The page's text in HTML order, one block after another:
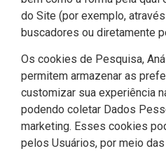
do Site (por exemplo,
buscadores ou diretamente
Os cookies de Pesquisa,
permitem armazenar as
customizar sua experiência
podendo coletar Dados
marketing. Esses cookies
pelos Usuários, por meio